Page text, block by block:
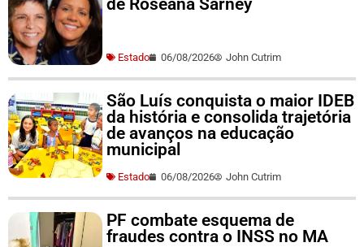
de Roseana Sarney
Estado 06/08/2026 John Cutrim
São Luís conquista o maior IDEB
da história e consolida trajetória
de avanços na educação
municipal
Estado 06/08/2026 John Cutrim
PF combate esquema de
fraudes contra o INSS no MA